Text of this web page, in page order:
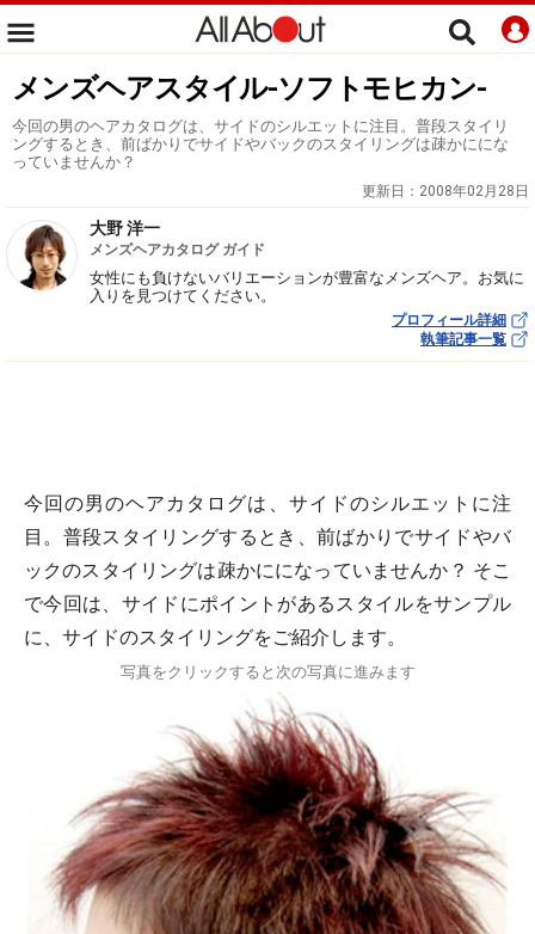
メンズヘアスタイル-ソフトモヒカン-
今回の男のヘアカタログは、サイドのシルエットに注目。普段スタイリ
ングするとき、前ばかりでサイドやバックのスタイリングは疎かににな
っていませんか？
更新日： 2008年02月28日
大野 洋一
メンズヘアカタログ ガイド
女性にも負けないバリエーションが豊富なメンズヘア。お気に
入りを見つけてください。
プロフィール詳細
執筆記事一覧
今回の男のヘアカタログは、サイドのシルエットに注
目。普段スタイリングするとき、前ばかりでサイドやバ
ックのスタイリングは疎かにになっていませんか？ そこ
で今回は、サイドにポイントがあるスタイルをサンプル
に、サイドのスタイリングをご紹介します。
写真をクリックすると次の写真に進みます